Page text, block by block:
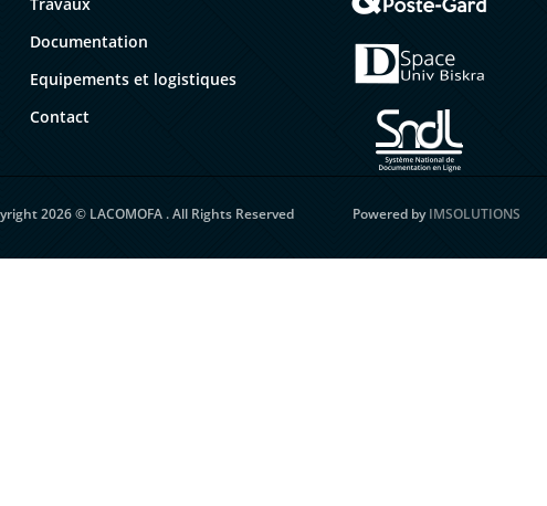
Documentation
Equipements et logistiques
Contact
2026© LACOMOFA . All Rights Reserved Powered byIMSOLUTIONS